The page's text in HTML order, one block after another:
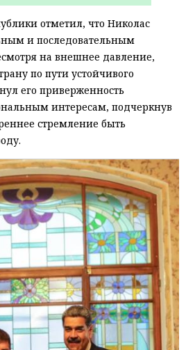
отметил, что Николас
и последовательным
на внешнее давление,
по пути устойчивого
его приверженность
интересам, подчеркнув
стремление быть